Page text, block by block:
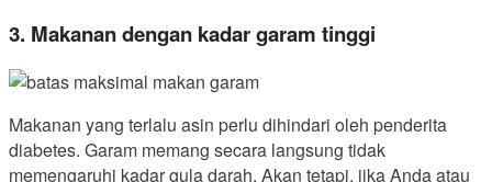
3. Makanan dengan kadar garam tinggi
Makanan yang terlalu asin perlu dihindari oleh penderita
diabetes. Garam memang secara langsung tidak
memengaruhi kadar gula darah. Akan tetapi, jika Anda atau